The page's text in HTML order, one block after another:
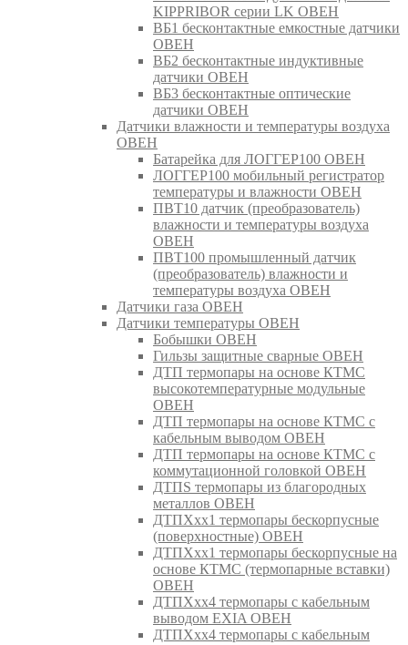
KIPPRIBOR серии LK ОВЕН
ВБ1 бесконтактные емкостные датчики
ОВЕН
ВБ2 бесконтактные индуктивные
датчики ОВЕН
ВБ3 бесконтактные оптические
датчики ОВЕН
Датчики влажности и температуры воздуха
ОВЕН
Батарейка для ЛОГГЕР100 ОВЕН
ЛОГГЕР100 мобильный регистратор
температуры и влажности ОВЕН
ПВТ10 датчик (преобразователь)
влажности и температуры воздуха
ОВЕН
ПВТ100 промышленный датчик
(преобразователь) влажности и
температуры воздуха ОВЕН
Датчики газа ОВЕН
Датчики температуры ОВЕН
Бобышки ОВЕН
Гильзы защитные сварные ОВЕН
ДТП термопары на основе КТМС
высокотемпературные модульные
ОВЕН
ДТП термопары на основе КТМС с
кабельным выводом ОВЕН
ДТП термопары на основе КТМС с
коммутационной головкой ОВЕН
ДТПS термопары из благородных
металлов ОВЕН
ДТПХхх1 термопары бескорпусные
(поверхностные) ОВЕН
ДТПХхх1 термопары бескорпусные на
основе КТМС (термопарные вставки)
ОВЕН
ДТПХхх4 термопары с кабельным
выводом EXIA ОВЕН
ДТПХхх4 термопары с кабельным